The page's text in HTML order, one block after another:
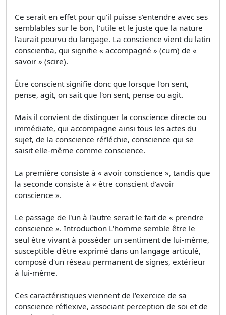
Ce serait en effet pour qu'il puisse s'entendre avec ses
semblables sur le bon, l'utile et le juste que la nature
l'aurait pourvu du langage. La conscience vient du latin
conscientia, qui signifie « accompagné » (cum) de «
savoir » (scire).
Être conscient signifie donc que lorsque l'on sent,
pense, agit, on sait que l'on sent, pense ou agit.
Mais il convient de distinguer la conscience directe ou
immédiate, qui accompagne ainsi tous les actes du
sujet, de la conscience réfléchie, conscience qui se
saisit elle-même comme conscience.
La première consiste à « avoir conscience », tandis que
la seconde consiste à « être conscient d'avoir
conscience ».
Le passage de l'un à l'autre serait le fait de « prendre
conscience ». Introduction L'homme semble être le
seul être vivant à posséder un sentiment de lui-même,
susceptible d'être exprimé dans un langage articulé,
composé d'un réseau permanent de signes, extérieur
à lui-même.
Ces caractéristiques viennent de l'exercice de sa
conscience réflexive, associant perception de soi et de